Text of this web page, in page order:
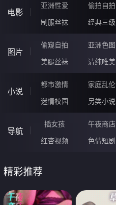
电影
亚洲性爱 偷拍自拍
制服丝袜
经典三级
图片
偷窥自拍 亚洲色图
美腿丝袜
清纯唯美
小说
都市激情 家庭乱伦
迷情校园
另类小说
导航
插女孩 午夜商店
红杏视频
色情短剧
精彩推荐